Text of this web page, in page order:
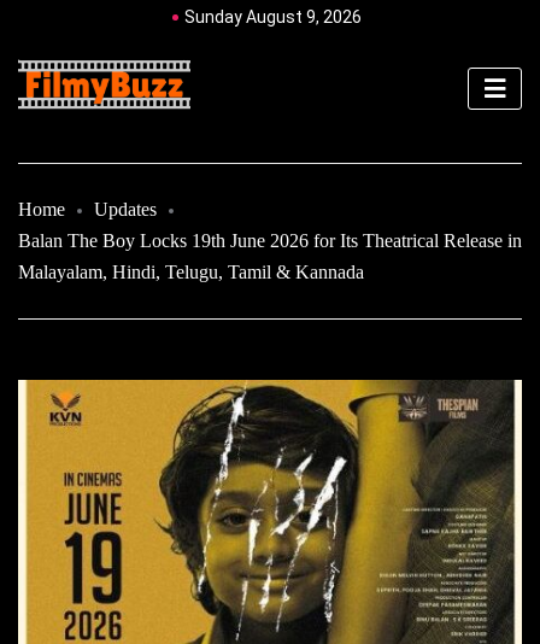
Sunday August 9, 2026
Home
Updates
Balan The Boy Locks 19th June 2026 for Its Theatrical Release in
Malayalam, Hindi, Telugu, Tamil & Kannada